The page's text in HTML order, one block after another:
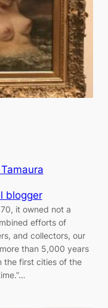
blogger
it owned not a
efforts of
and collectors, our
than 5,000 years
first cities of the